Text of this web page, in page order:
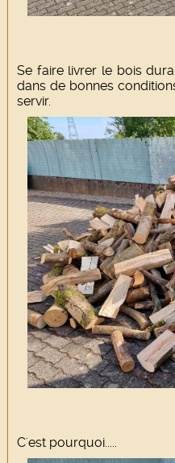
Se faire livrer le bois
dans de bonnes
servir.
C'est pourquoi.....